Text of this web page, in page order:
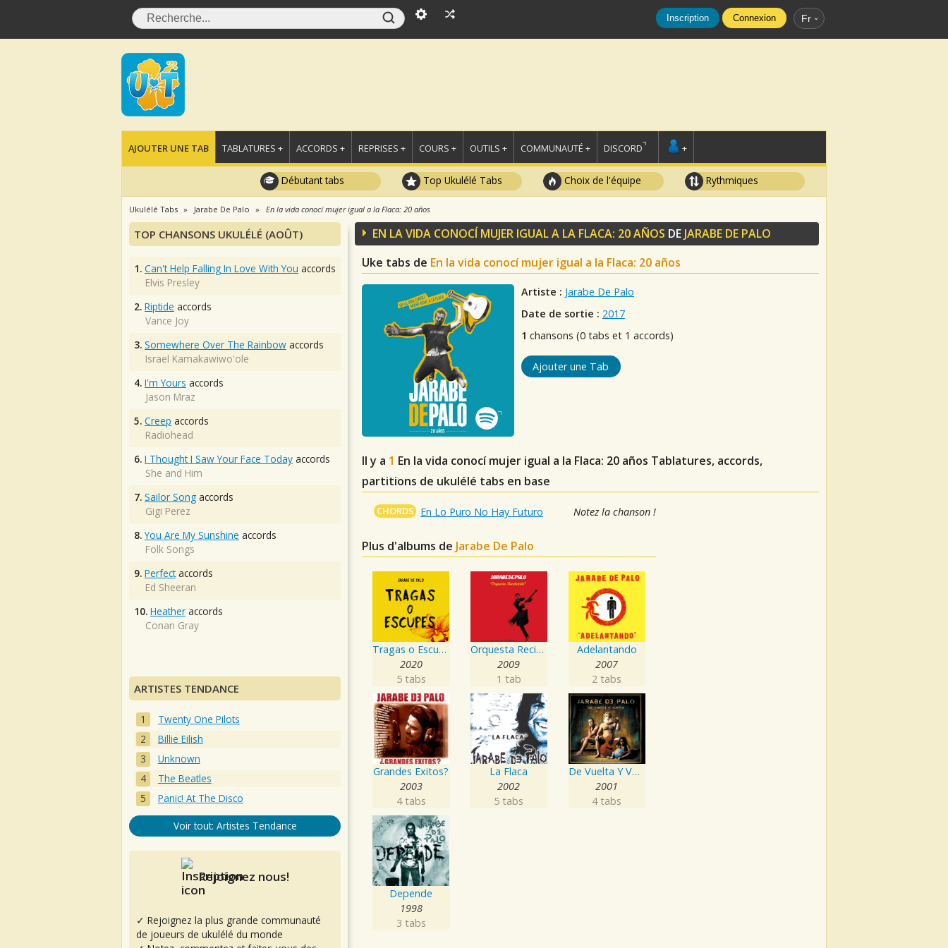
Inscription Connexion Fr
AJOUTER UNE TAB TABLATURES + ACCORDS + REPRISES + COURS + OUTILS + COMMUNAUTÉ + DISCORD +
Débutant tabs Top Ukulélé Tabs Choix de l'équipe Rythmiques
Ukulélé Tabs Jarabe De Palo En la vida conocí mujer igual a la Flaca: 20 años
EN LA VIDA CONOCÍ MUJER IGUAL A LA FLACA: 20 AÑOS DE JARABE DE PALO
Uke tabs de En la vida conocí mujer igual a la Flaca: 20 años
Artiste : Jarabe De Palo
Date de sortie : 2017
1 chansons (0 tabs et 1 accords)
Ajouter une Tab
Il y a 1 En la vida conocí mujer igual a la Flaca: 20 años Tablatures, accords,
partitions de ukulélé tabs en base
CHORDS En Lo Puro No Hay Futuro Notez la chanson !
Plus d'albums de Jarabe De Palo
Tragas o Escupes
2020
5 tabs
Orquesta Reciclando
2009
1 tab
Adelantando
2007
2 tabs
Grandes Exitos?
2003
4 tabs
La Flaca
2002
5 tabs
De Vuelta Y Vuelta
2001
4 tabs
Depende
1998
3 tabs
TOP CHANSONS UKULÉLÉ (AOÛT)
1. Can't Help Falling In Love With You accords
Elvis Presley
2. Riptide accords
Vance Joy
3. Somewhere Over The Rainbow accords
Israel Kamakawiwo'ole
4. I'm Yours accords
Jason Mraz
5. Creep accords
Radiohead
6. I Thought I Saw Your Face Today accords
She and Him
7. Sailor Song accords
Gigi Perez
8. You Are My Sunshine accords
Folk Songs
9. Perfectaccords
Ed Sheeran
10. Heather accords
Conan Gray
ARTISTES TENDANCE
Twenty One Pilots
Billie Eilish
Unknown
The Beatles
Panic! At The Disco
Voir tout: Artistes Tendance
Rejoignez nous!
✓ Rejoignez la plus grande communauté
de joueurs de ukulélé du monde